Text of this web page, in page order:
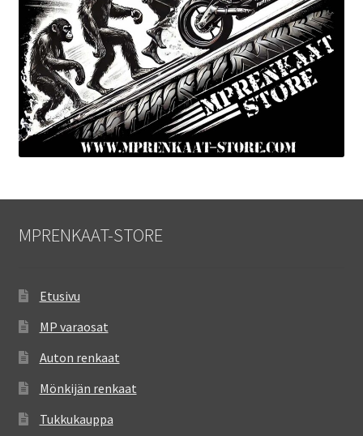
MPRENKAAT-STORE
Etusivu
MP varaosat
Auton renkaat
Mönkijän renkaat
Tukkukauppa